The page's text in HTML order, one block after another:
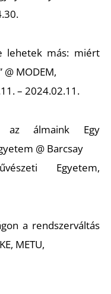
lehetek más: miért
MODEM,
– 2024.02.11.
az álmaink Egy
@ Barcsay
Egyetem,
a rendszerváltás
METU,